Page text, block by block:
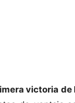
victoria